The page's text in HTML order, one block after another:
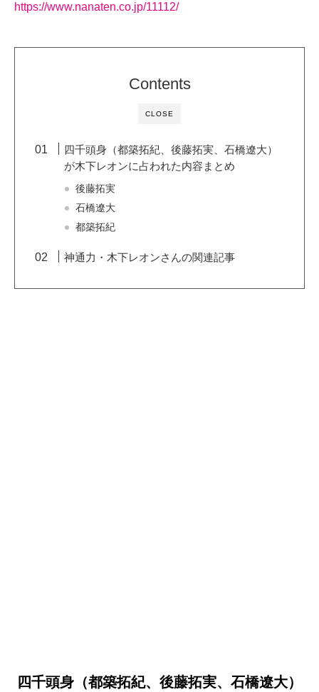
https://www.nanaten.co.jp/11112/
CLOSE
Contents
四千頭身（都築拓紀、後藤拓実、石橋遼大）
が木下レオンに占われた内容まとめ
後藤拓実
石橋遼大
都築拓紀
神通力・木下レオンさんの関連記事
四千頭身（都築拓紀、後藤拓実、石橋遼大）